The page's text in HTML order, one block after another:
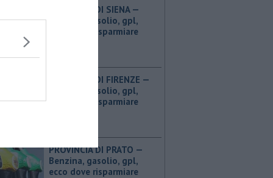
PROVINCIA DI SIENA — ​
Benzina, gasolio, gpl,
ecco dove risparmiare
PROVINCIA DI FIRENZE — ​
Benzina, gasolio, gpl,
ecco dove risparmiare
PROVINCIA DI PRATO — ​
Benzina, gasolio, gpl,
ecco dove risparmiare